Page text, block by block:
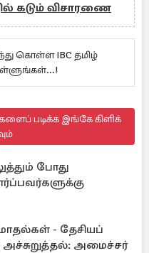
கடும் விசாரணை
கொள்ள IBC தமிழ்
படிக்க இங்கே கிளிக்
போது
- தேசியப்
அச்சுறுத்தல்: அமைச்சர்